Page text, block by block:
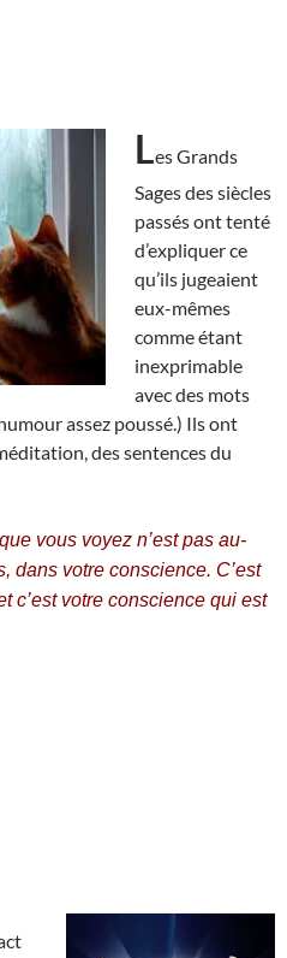
Les Grands
Sages des siècles
passés ont tenté
d’expliquer ce
qu’ils jugeaient
eux-mêmes
comme étant
inexprimable
avec des mots
assez poussé.) Ils ont
des sentences du
vous voyez n’est pas au-
dans votre conscience. C’est
c’est votre conscience qui est